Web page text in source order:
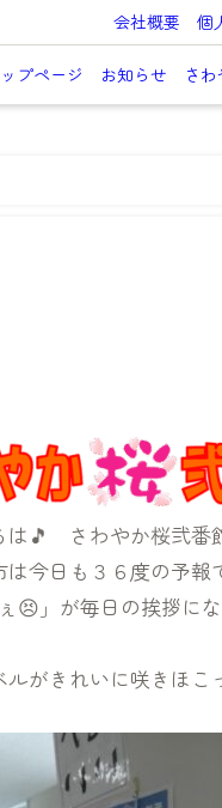
会社概要 個
ップページ お知らせ さ
は🎵 さわやか桜弐番
は今日も３６度の予報
😣」が毎日の挨拶に
がきれいに咲きほこ